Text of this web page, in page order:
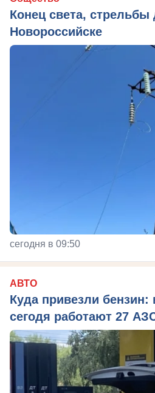
Конец света,
Новороссийске
сегодня в 09:50
АВТО
Куда привезли бензин:
сегодя работают 27